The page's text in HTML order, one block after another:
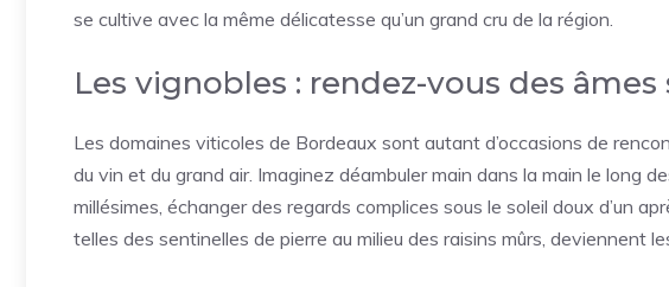
se cultive avec la même délicatesse qu’un grand cru de la région.
Les vignobles : rendez-vous des âmes
Les domaines viticoles de Bordeaux sont autant d’occasions de
du vin et du grand air. Imaginez déambuler main dans la main le long
millésimes, échanger des regards complices sous le soleil doux d’un
telles des sentinelles de pierre au milieu des raisins mûrs, deviennent